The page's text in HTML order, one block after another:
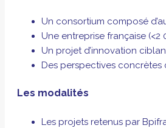
Un consortium composé
Une entreprise française
Un projet d’innovation
Des perspectives concrètes
Les modalités
Les projets retenus par